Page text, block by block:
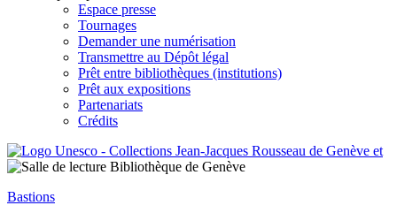
Espace presse
Tournages
Demander une numérisation
Transmettre au Dépôt légal
Prêt entre bibliothèques (institutions)
Prêt aux expositions
Partenariats
Crédits
Bastions